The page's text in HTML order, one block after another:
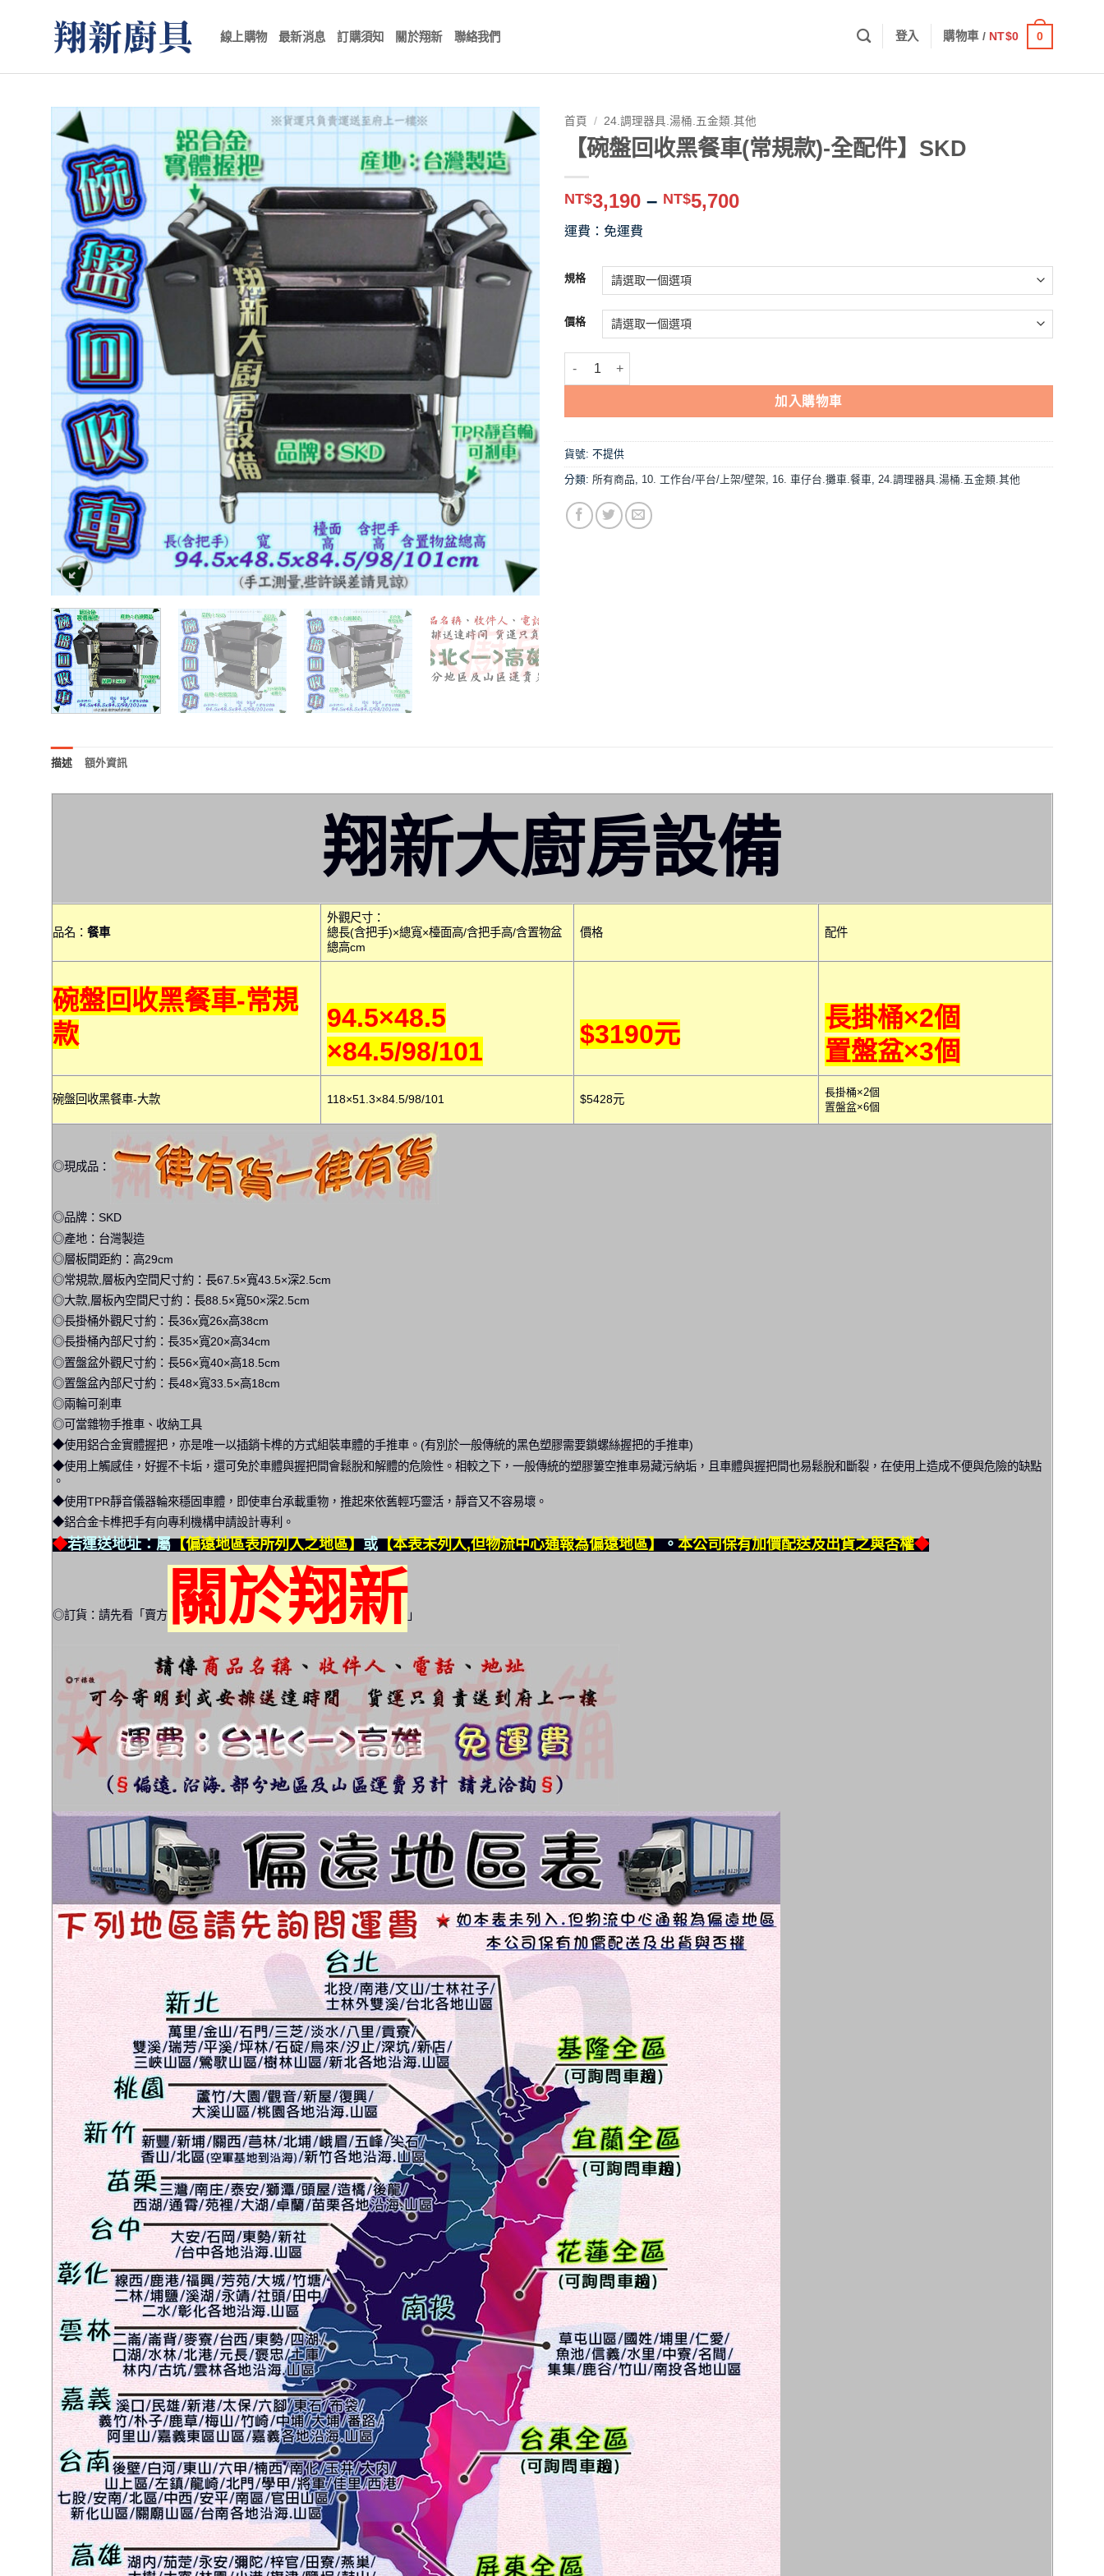
線上購物 最新消息 訂購須知 關於翔新 聯絡我們 登入 購物車 / NT$0 0
首頁 / 24.調理器具.湯桶.五金類.其他
【碗盤回收黑餐車(常規款)-全配件】SKD
NT$3,190 – NT$5,700價
到
NT$5,700
運費：免運費
規格
價格
【碗盤回收黑餐車(常規款)-全配件】SKD 數量
加入購物車
貨號: 不提供
分類: 所有商品 10. 工作台/平台/上架/壁架 16. 車仔台.攤車.餐車 24.調理器具.湯桶.五金類.其他
描述 額外資訊
翔新大廚房設備
品名： 餐車
外觀尺寸：
總長(含把手)×總寬×檯面高/含把手高/含置物盆
總高cm
價格 配件
碗盤回收黑餐車-常規
款
94.5×48.5
×84.5/98/101
$3190元
長掛桶×2個
置盤盆×3個
碗盤回收黑餐車-大款 118×51.3×84.5/98/101 $5428元
長掛桶×2個
置盤盆×6個
◎現成品：
◎品牌：SKD
◎產地：台灣製造
◎層板間距約：高29cm
◎常規款,層板內空間尺寸約：長67.5×寬43.5×深2.5cm
◎大款,層板內空間尺寸約：長88.5×寬50×深2.5cm
◎長掛桶外觀尺寸約：長36x寬26x高38cm
◎長掛桶內部尺寸約：長35×寬20×高34cm
◎置盤盆外觀尺寸約：長56×寬40×高18.5cm
◎置盤盆內部尺寸約：長48×寬33.5×高18cm
◎兩輪可剎車
◎可當雜物手推車、收納工具
◆使用鋁合金實體握把，亦是唯一以插銷卡榫的方式組裝車體的手推車。(有別於一般傳統的黑色塑膠需要鎖螺絲握把的手推車)
◆使用上觸感佳，好握不卡垢，還可免於車體與握把間會鬆脫和解體的危險性。相較之下，一般傳統的塑膠簍空推車易藏污納垢，且車體與握把間也易鬆脫和斷裂，在使用上造成不便與危險的缺點
。
◆使用TPR靜音儀器輪來穩固車體，即使車台承載重物，推起來依舊輕巧靈活，靜音又不容易壞。
◆鋁合金卡榫把手有向專利機構申請設計專利。
◆若運送地址：屬 【偏遠地區表所列入之地區】 或 【本表未列入,但物流中心通報為偏遠地區】 。 本公司保有加價配送及出貨之與否權◆
◎訂貨：請先看「賣方 關於翔新 」